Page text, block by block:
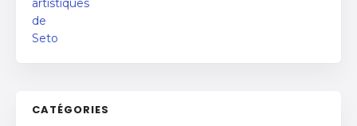
CATÉGORIES